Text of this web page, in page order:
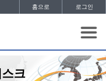
홈으로 로그인
크